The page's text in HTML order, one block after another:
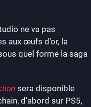
ne va pas
aux œufs d’or, la
quel forme la saga
sera disponible
d’abord sur PS5,